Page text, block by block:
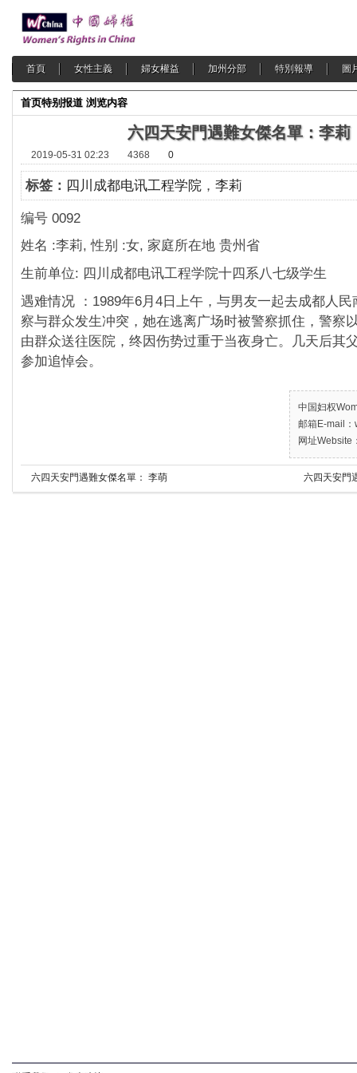
首頁 女性主義 婦女權益 加州分部 特別報導 圖
首页特别报道 浏览内容
六四天安門遇難女傑名單：李莉
2019-05-31 02:23 4368 0
标签： 四川成都电讯工程学院 ， 李莉
编号 0092
姓名 :李莉, 性别 :女, 家庭所在地 贵州省
生前单位: 四川成都电讯工程学院十四系八七级学生
遇难情况 ：1989年6月4日上午，与男友一起去成都人
察与群众发生冲突，她在逃离广场时被警察抓住，警察
由群众送往医院，终因伤势过重于当夜身亡。几天后其
参加追悼会。
中国妇权
邮箱E-mail
网址Website
六四天安門遇難女傑名單： 李萌 六四天安門